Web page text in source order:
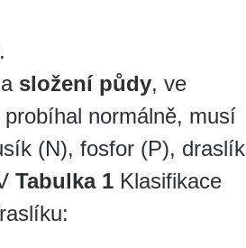
složení půdy, ve
normálně, musí
(N), fosfor (P), draslík
Tabulka 1 Klasifikace